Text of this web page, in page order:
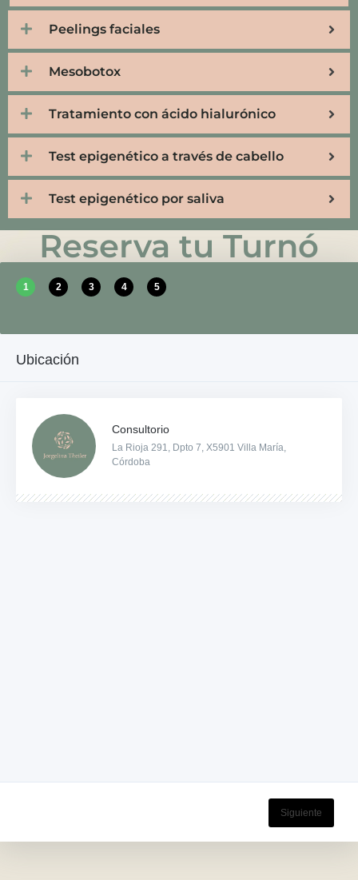
Peelings faciales
Mesobotox
Tratamiento con ácido hialurónico
Test epigenético a través de cabello
Test epigenético por saliva
Reserva tu Turnó
1 2 3 4 5
Ubicación
Consultorio
La Rioja 291, Dpto 7, X5901 Villa María,
Córdoba
Siguiente